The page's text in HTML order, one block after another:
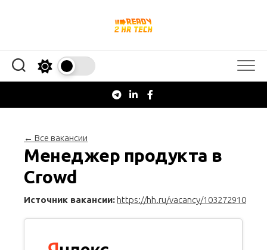
← Все вакансии
Менеджер продукта в
Crowd
Источник вакансии: https://hh.ru/vacancy/103272910